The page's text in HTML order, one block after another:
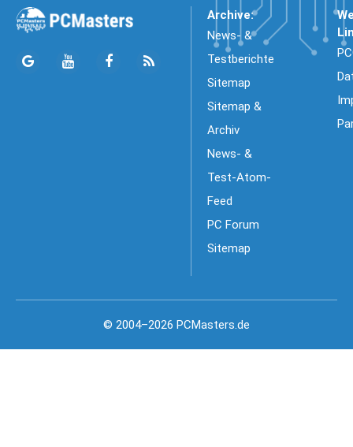
Archive:
News- &
Testberichte
Sitemap
Sitemap &
Archiv
News- &
Test-Atom-
Feed
PC Forum
Sitemap
© 2004–2026 PCMasters.de